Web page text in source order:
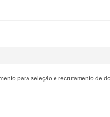
para seleção e recrutamento de